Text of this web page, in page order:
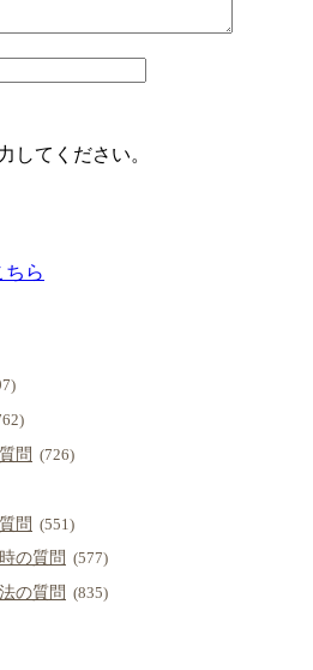
してください。
ちら
問 (726)
問 (551)
の質問 (577)
の質問 (835)